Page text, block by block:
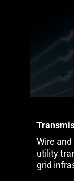
Wire
utility
grid